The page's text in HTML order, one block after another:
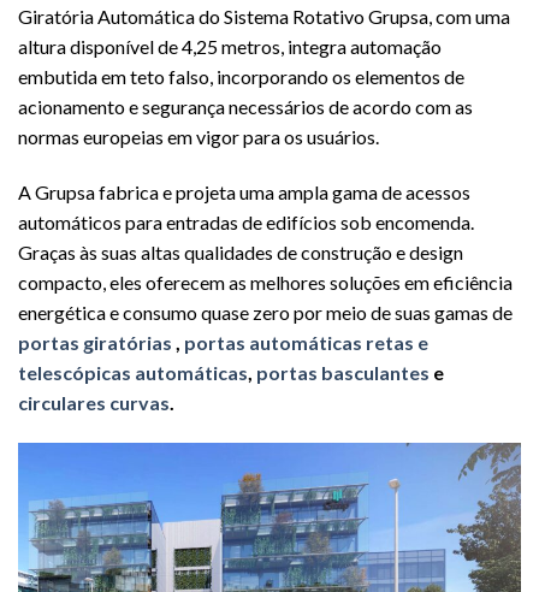
Giratória Automática do Sistema Rotativo Grupsa, com uma
altura disponível de 4,25 metros, integra automação
embutida em teto falso, incorporando os elementos de
acionamento e segurança necessários de acordo com as
normas europeias em vigor para os usuários.
A Grupsa fabrica e projeta uma ampla gama de acessos
automáticos para entradas de edifícios sob encomenda.
Graças às suas altas qualidades de construção e design
compacto, eles oferecem as melhores soluções em eficiência
energética e consumo quase zero por meio de suas gamas de
portas giratórias , portas automáticas retas e
telescópicas automáticas, portas basculantes e
circulares curvas.